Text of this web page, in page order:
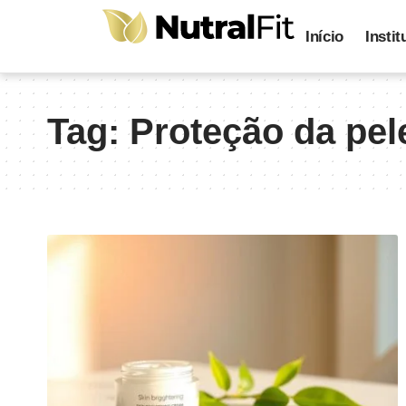
Início
Tag:Proteção da